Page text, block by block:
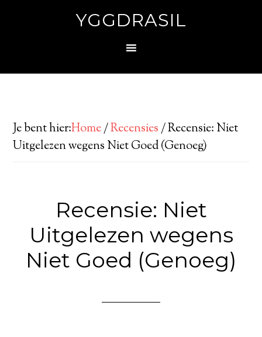
YGGDRASIL
Je bent hier:Home/Recensies/Recensie: Niet
Uitgelezen wegens Niet Goed (Genoeg)
Recensie: Niet
Uitgelezen wegens
Niet Goed (Genoeg)